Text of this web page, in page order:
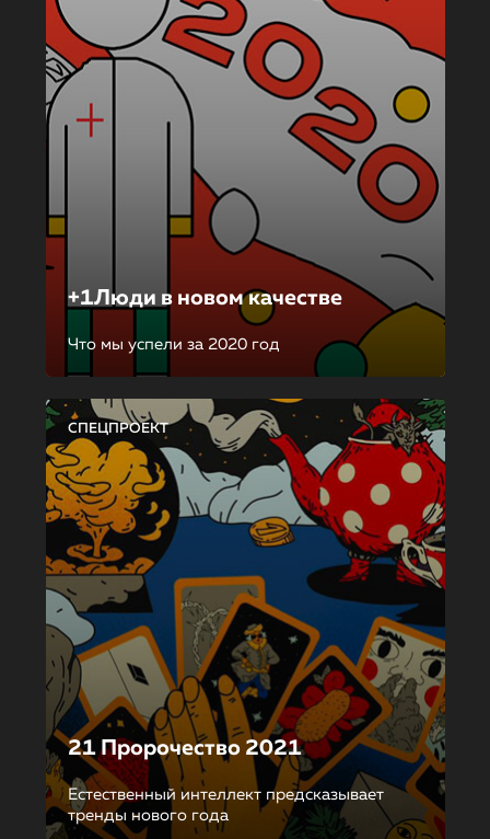
+1Люди в новом качестве
Что мы успели за 2020 год
СПЕЦПРОЕКТ
21 Пророчество 2021
Естественный интеллект предсказывает
тренды нового года